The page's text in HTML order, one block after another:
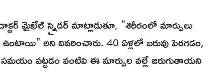
మైఖేల్ స్నైడర్ మాట్లాడుతూ, "శరీరంలో మార్పులు
అని వివరించారు. 40 ఏళ్లలో బరువు పెరగడం,
పట్టడం వంటివి ఈ మార్పుల వల్లే జరుగుతాయని